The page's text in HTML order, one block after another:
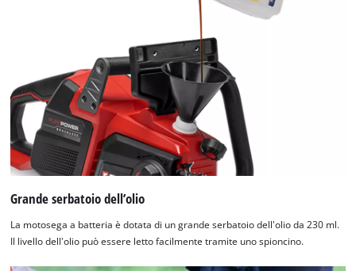
Grande serbatoio dell’olio
La motosega a batteria è dotata di un grande serbatoio dell'olio da 230 ml.
Il livello dell'olio può essere letto facilmente tramite uno spioncino.